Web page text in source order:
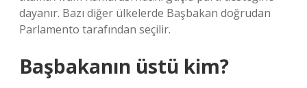
dayanır. Bazı diğer ülkelerde Başbakan doğrudan
Parlamento tarafından seçilir.
Başbakanın üstü kim?